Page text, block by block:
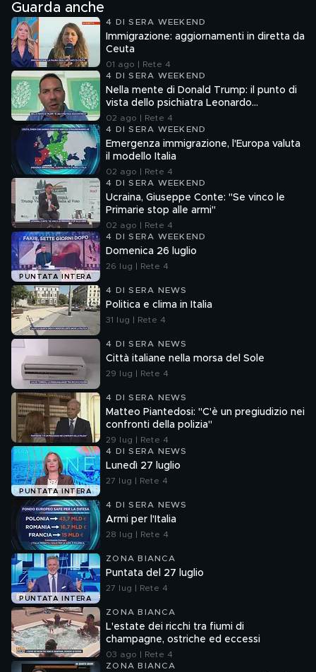
Guarda anche
4 DI SERA WEEKEND
Immigrazione: aggiornamenti in diretta da
Ceuta
01 ago | Rete 4
4 DI SERA WEEKEND
Nella mente di Donald Trump: il punto di
vista dello psichiatra Leonardo
Mendolicchio
02 ago | Rete 4
4 DI SERA WEEKEND
Emergenza immigrazione, l'Europa valuta
il modello Italia
02 ago | Rete 4
4 DI SERA WEEKEND
Ucraina, Giuseppe Conte: "Se vinco le
Primarie stop alle armi"
02 ago | Rete 4
PUNTATA INTERA
4 DI SERA WEEKEND
Domenica 26 luglio
26 lug | Rete 4
4 DI SERA NEWS
Politica e clima in Italia
31 lug | Rete 4
4 DI SERA NEWS
Città italiane nella morsa del Sole
29 lug | Rete 4
4 DI SERA NEWS
Matteo Piantedosi: "C'è un pregiudizio nei
confronti della polizia"
29 lug | Rete 4
PUNTATA INTERA
4 DI SERA NEWS
Lunedì 27 luglio
27 lug | Rete 4
4 DI SERA NEWS
Armi per l'Italia
28 lug | Rete 4
PUNTATA INTERA
ZONA BIANCA
Puntata del 27 luglio
27 lug | Rete 4
ZONA BIANCA
L'estate dei ricchi tra fiumi di
champagne, ostriche ed eccessi
03 ago | Rete 4
ZONA BIANCA